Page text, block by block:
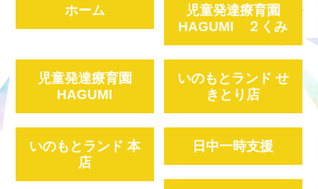
ホーム
児童発達療育園
HAGUMI ２くみ
児童発達療育園
HAGUMI
いのもとランド せ
きとり店
いのもとランド 本
店
日中一時支援